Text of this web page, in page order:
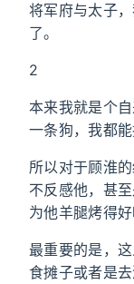
将军府与太子
了。
2
本来我就是个
一条狗，我都能
所以对于顾淮
不反感他，甚
为他羊腿烤得
最重要的是，
食摊子或者是